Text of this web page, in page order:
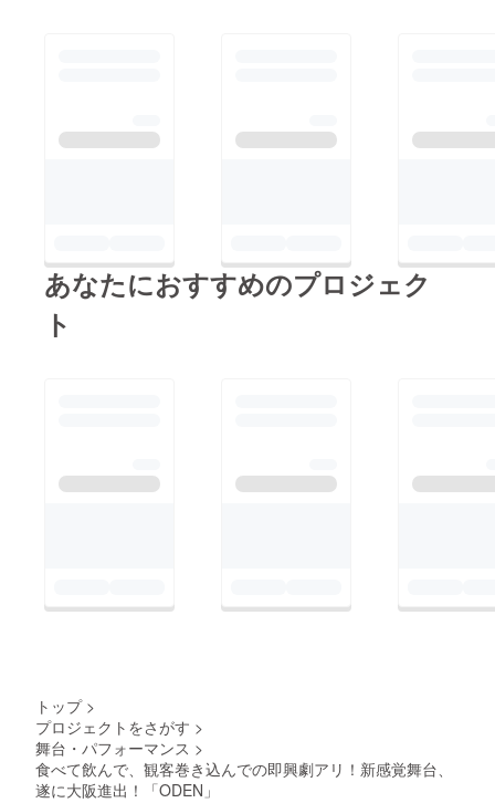
あなたにおすすめのプロジェク
ト
トップ >
プロジェクトをさがす >
舞台・パフォーマンス >
食べて飲んで、観客巻き込んでの即興劇アリ！新感覚舞台、
遂に大阪進出！「ODEN」